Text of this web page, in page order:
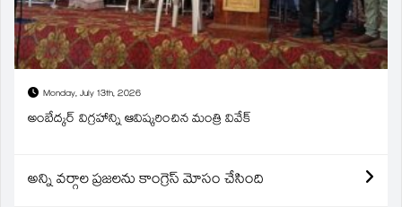
Monday, July 13th, 2026
అంబేద్కర్ విగ్రహాన్ని ఆవిష్కరించిన మంత్రి వివేక్
అన్ని వర్గాల ప్రజలను కాంగ్రెస్ మోసం చేసింది